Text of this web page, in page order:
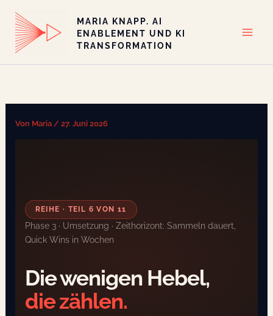
Inhalt
springen
MARIA KNAPP. AI
ENABLEMENT UND KI
TRANSFORMATION
Von Maria / 27. Juni 2026
REIHE · TEIL 6 VON 11
Phase 3 · Umsetzung · Zeithorizont: Sammeln dauert,
Quick Wins in Wochen
Die wenigen Hebel,
die zählen.